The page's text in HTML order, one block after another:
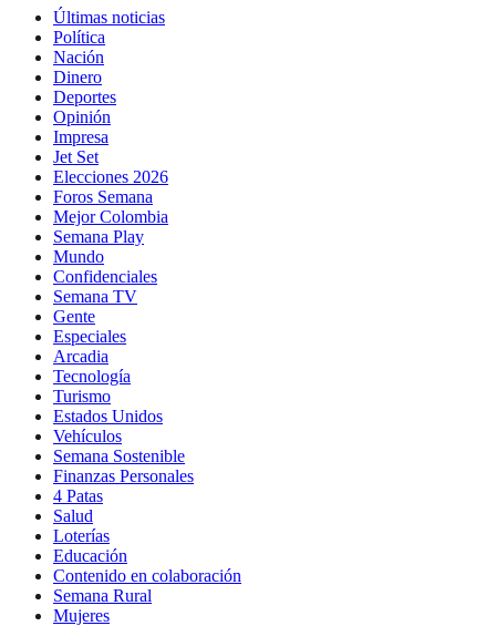
Últimas noticias
Política
Nación
Dinero
Deportes
Opinión
Impresa
Jet Set
Elecciones 2026
Foros Semana
Mejor Colombia
Semana Play
Mundo
Confidenciales
Semana TV
Gente
Especiales
Arcadia
Tecnología
Turismo
Estados Unidos
Vehículos
Semana Sostenible
Finanzas Personales
4 Patas
Salud
Loterías
Educación
Contenido en colaboración
Semana Rural
Mujeres